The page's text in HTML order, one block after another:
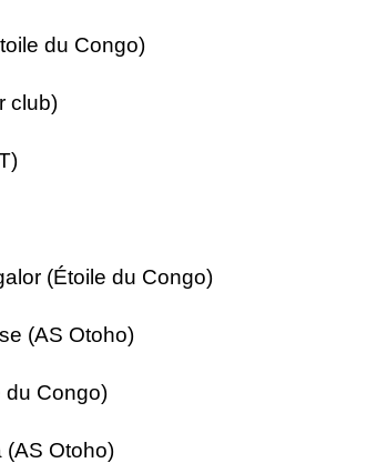
du Congo)
club)
(Étoile du Congo)
(AS Otoho)
du Congo)
(AS Otoho)